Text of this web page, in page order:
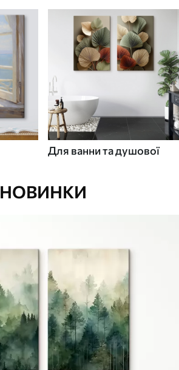
Для ванни та душової
НОВИНКИ